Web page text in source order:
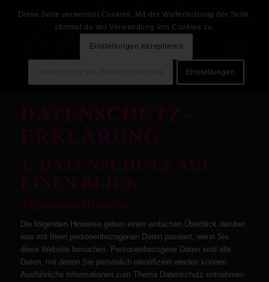
DATENSCHUTZ­
ERKLÄRUNG
1. DATENSCHUTZ AUF
EINEN BLICK
Allgemeine Hinweise
Die folgenden Hinweise geben einen einfachen Überblick darüber,
was mit Ihren personenbezogenen Daten passiert, wenn Sie
diese Website besuchen. Personenbezogene Daten sind alle
Daten, mit denen Sie persönlich identifiziert werden können.
Ausführliche Informationen zum Thema Datenschutz entnehmen
Diese Seite verwendet Cookies. Mit der Weiternutzung der Seite,
stimmst du der Verwendung von Cookies zu.
Einstellungen akzeptieren
Verberge nur die Benachrichtigung Einstellungen